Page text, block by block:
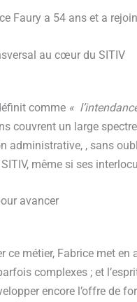
Faury a 54 ans et a
au cœur du SITIV
comme «
couvrent un large
administrative, , sans
même si ses
avancer
ce métier, Fabrice met
complexes ; et
encore l’offre de